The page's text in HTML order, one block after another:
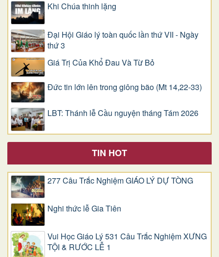
Khi Chúa thinh lặng
Đại Hội Giáo lý toàn quốc lần thứ VII - Ngày
thứ 3
Giá Trị Của Khổ Ðau Và Từ Bỏ
Đức tin lớn lên trong giông bão (Mt 14,22-33)
LBT: Thánh lễ Cầu nguyện tháng Tám 2026
TIN HOT
277 Câu Trắc Nghiệm GIÁO LÝ DỰ TÒNG
Nghi thức lễ Gia Tiên
Vui Học Giáo Lý 531 Câu Trắc Nghiệm XƯNG
TỘI & RƯỚC LỄ 1